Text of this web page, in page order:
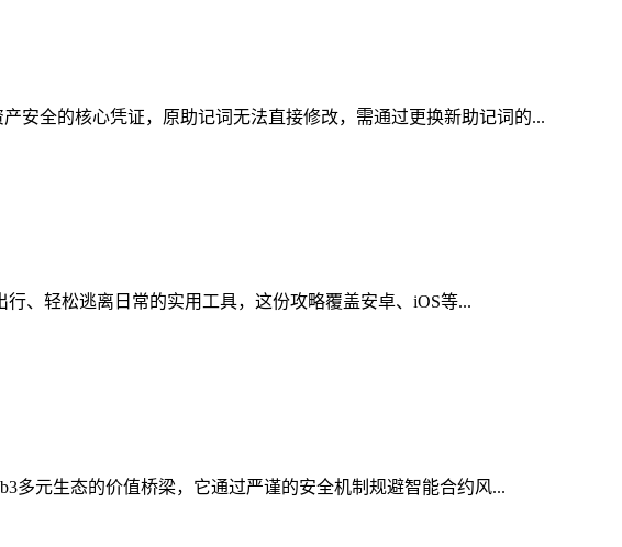
安全的核心凭证，原助记词无法直接修改，需通过更换新助记词的...
、轻松逃离日常的实用工具，这份攻略覆盖安卓、iOS等...
多元生态的价值桥梁，它通过严谨的安全机制规避智能合约风...